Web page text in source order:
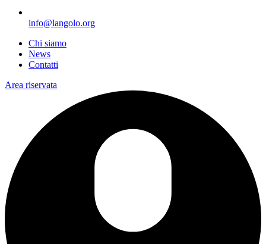
info@langolo.org
Chi siamo
News
Contatti
Area riservata